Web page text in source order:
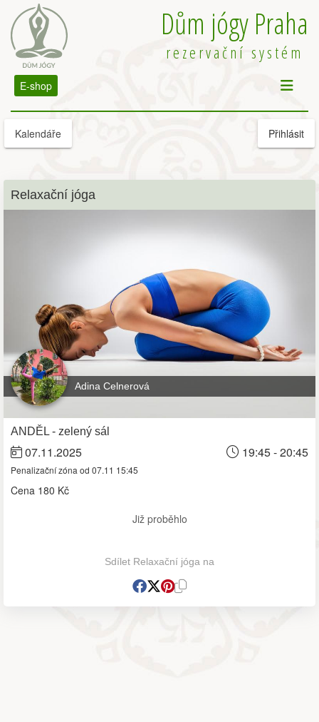
Dům jógy Praha
rezervační systém
E-shop
Kalendáře Přihlásit
Relaxační jóga
Adina Celnerová
ANDĚL - zelený sál
07.11.2025 19:45 - 20:45
Penalizační zóna od 07.11 15:45
Cena 180 Kč
Již proběhlo
Sdílet Relaxační jóga na